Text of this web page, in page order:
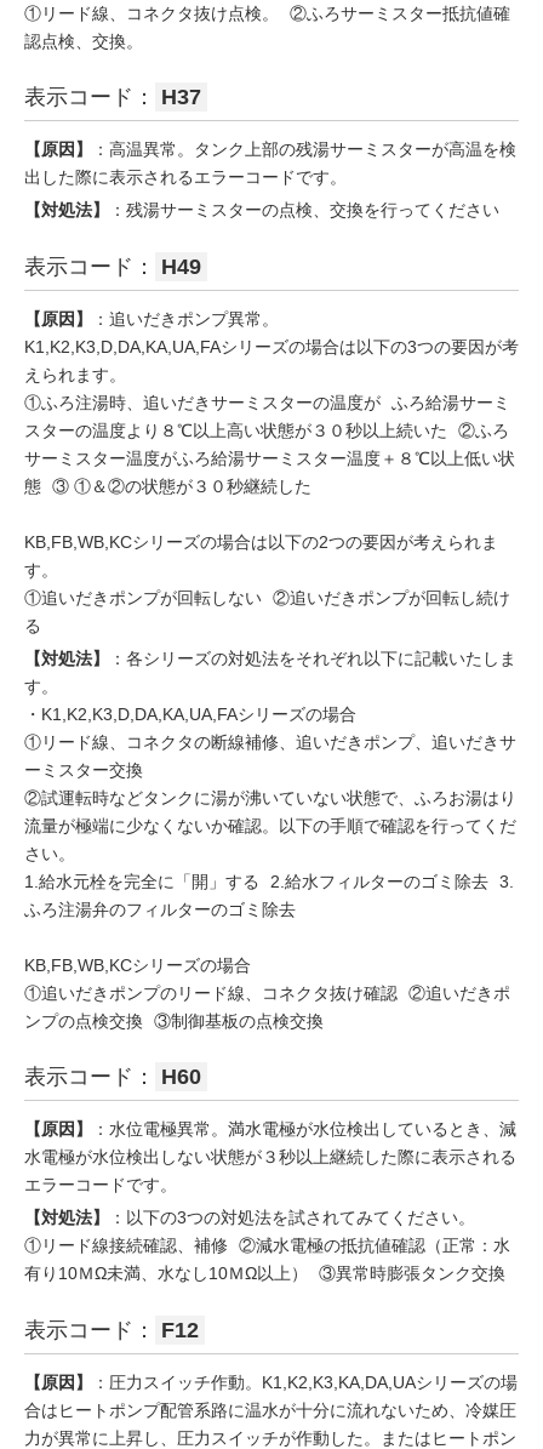
①リード線、コネクタ抜け点検。 ②ふろサーミスター抵抗値確
認点検、交換。
表示コード： H37
【原因】
：高温異常。タンク上部の残湯サーミスターが高温を検
出した際に表示されるエラーコードです。
【対処法】
：残湯サーミスターの点検、交換を行ってください
表示コード： H49
【原因】
：追いだきポンプ異常。
K1,K2,K3,D,DA,KA,UA,FAシリーズの場合は以下の3つの要因が考
えられます。
①ふろ注湯時、追いだきサーミスターの温度が ふろ給湯サーミ
スターの温度より８℃以上高い状態が３０秒以上続いた ②ふろ
サーミスター温度がふろ給湯サーミスター温度＋８℃以上低い状
態 ③ ①＆②の状態が３０秒継続した
KB,FB,WB,KCシリーズの場合は以下の2つの要因が考えられま
す。
①追いだきポンプが回転しない ②追いだきポンプが回転し続け
る
【対処法】
：各シリーズの対処法をそれぞれ以下に記載いたしま
す。
・K1,K2,K3,D,DA,KA,UA,FAシリーズの場合
①リード線、コネクタの断線補修、追いだきポンプ、追いだきサ
ーミスター交換
②試運転時などタンクに湯が沸いていない状態で、ふろお湯はり
流量が極端に少なくないか確認。以下の手順で確認を行ってくだ
さい。
1.給水元栓を完全に「開」する 2.給水フィルターのゴミ除去 3.
ふろ注湯弁のフィルターのゴミ除去
KB,FB,WB,KCシリーズの場合
①追いだきポンプのリード線、コネクタ抜け確認 ②追いだきポ
ンプの点検交換 ③制御基板の点検交換
表示コード： H60
【原因】
：水位電極異常。満水電極が水位検出しているとき、減
水電極が水位検出しない状態が３秒以上継続した際に表示される
エラーコードです。
【対処法】
：以下の3つの対処法を試されてみてください。
①リード線接続確認、補修 ②減水電極の抵抗値確認（正常：水
有り10ＭΩ未満、水なし10ＭΩ以上） ③異常時膨張タンク交換
表示コード： F12
【原因】
：圧力スイッチ作動。K1,K2,K3,KA,DA,UAシリーズの場
合はヒートポンプ配管系路に温水が十分に流れないため、冷媒圧
力が異常に上昇し、圧力スイッチが作動した。またはヒートポン